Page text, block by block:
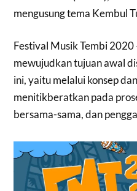
mengusung tema Kembul
Festival Musik Tembi
mewujudkan tujuan awal
ini, yaitu melalui konsep
menitikberatkan pada
bersama-sama, dan